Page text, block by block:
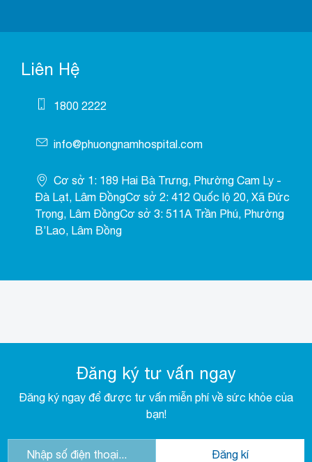
Liên Hệ
1800 2222
info@phuongnamhospital.com
Cơ sở 1: 189 Hai Bà Trưng, Phường Cam Ly -
Đà Lạt, Lâm ĐồngCơ sở 2: 412 Quốc lộ 20, Xã Đức
Trọng, Lâm ĐồngCơ sở 3: 511A Trần Phú, Phường
B’Lao, Lâm Đồng
Đăng ký tư vấn ngay
Đăng ký ngay để được tư vấn miễn phí về sức khỏe của
bạn!